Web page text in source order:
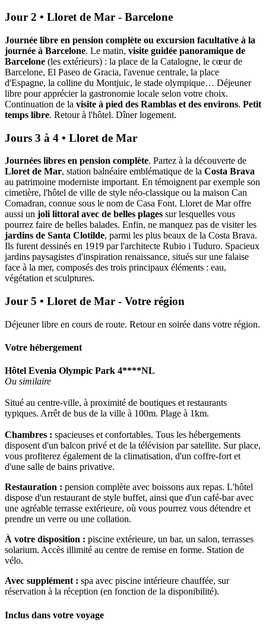
Jour 2 • Lloret de Mar - Barcelone
Journée libre en pension complète ou excursion facultative à la
journée à Barcelone. Le matin, visite guidée panoramique de
Barcelone (les extérieurs) : la place de la Catalogne, le cœur de
Barcelone, El Paseo de Gracia, l'avenue centrale, la place
d'Espagne, la colline du Montjuic, le stade olympique… Déjeuner
libre pour apprécier la gastronomie locale selon votre choix.
Continuation de la visite à pied des Ramblas et des environs. Petit
temps libre. Retour à l'hôtel. Dîner logement.
Jours 3 à 4 • Lloret de Mar
Journées libres en pension complète. Partez à la découverte de
Lloret de Mar, station balnéaire emblématique de la Costa Brava
au patrimoine moderniste important. En témoignent par exemple son
cimetière, l'hôtel de ville de style néo-classique ou la maison Can
Comadran, connue sous le nom de Casa Font. Lloret de Mar offre
aussi un joli littoral avec de belles plages sur lesquelles vous
pourrez faire de belles balades. Enfin, ne manquez pas de visiter les
jardins de Santa Clotilde, parmi les plus beaux de la Costa Brava.
Ils furent dessinés en 1919 par l'architecte Rubio i Tuduro. Spacieux
jardins paysagistes d'inspiration renaissance, situés sur une falaise
face à la mer, composés des trois principaux éléments : eau,
végétation et sculptures.
Jour 5 • Lloret de Mar - Votre région
Déjeuner libre en cours de route. Retour en soirée dans votre région.
Votre hébergement
Hôtel Evenia Olympic Park 4****NL
Ou similaire
Situé au centre-ville, à proximité de boutiques et restaurants
typiques. Arrêt de bus de la ville à 100m. Plage à 1km.
Chambres : spacieuses et confortables. Tous les hébergements
disposent d'un balcon privé et de la télévision par satellite. Sur place,
vous profiterez également de la climatisation, d'un coffre-fort et
d'une salle de bains privative.
Restauration : pension complète avec boissons aux repas. L'hôtel
dispose d'un restaurant de style buffet, ainsi que d'un café-bar avec
une agréable terrasse extérieure, où vous pourrez vous détendre et
prendre un verre ou une collation.
À votre disposition : piscine extérieure, un bar, un salon, terrasses
solarium. Accès illimité au centre de remise en forme. Station de
vélo.
Avec supplément : spa avec piscine intérieure chauffée, sur
réservation à la réception (en fonction de la disponibilité).
Inclus dans votre voyage